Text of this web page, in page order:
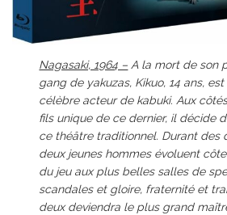
Nagasaki, 1964 – A la mort de son
gang de yakuzas, Kikuo, 14 ans,
célèbre acteur de kabuki. Aux
fils unique de ce dernier, il décide
ce théâtre traditionnel. Durant des
deux jeunes hommes évoluent
du jeu aux plus belles salles de
scandales et gloire, fraternité et
deux deviendra le plus grand